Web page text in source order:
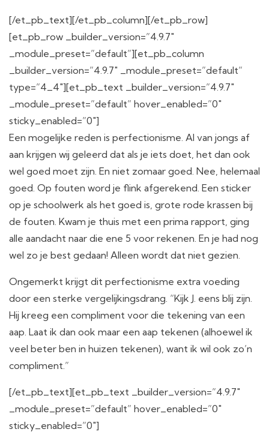
[/et_pb_text][/et_pb_column][/et_pb_row]
[et_pb_row _builder_version=”4.9.7″
_module_preset=”default”][et_pb_column
_builder_version=”4.9.7″ _module_preset=”default”
type=”4_4″][et_pb_text _builder_version=”4.9.7″
_module_preset=”default” hover_enabled=”0″
sticky_enabled=”0″]
Een mogelijke reden is perfectionisme. Al van jongs af
aan krijgen wij geleerd dat als je iets doet, het dan ook
wel goed moet zijn. En niet zomaar goed. Nee, helemaal
goed. Op fouten word je flink afgerekend. Een sticker
op je schoolwerk als het goed is, grote rode krassen bij
de fouten. Kwam je thuis met een prima rapport, ging
alle aandacht naar die ene 5 voor rekenen. En je had nog
wel zo je best gedaan! Alleen wordt dat niet gezien.
Ongemerkt krijgt dit perfectionisme extra voeding
door een sterke vergelijkingsdrang. “Kijk J. eens blij zijn.
Hij kreeg een compliment voor die tekening van een
aap. Laat ik dan ook maar een aap tekenen (alhoewel ik
veel beter ben in huizen tekenen), want ik wil ook zo’n
compliment.”
[/et_pb_text][et_pb_text _builder_version=”4.9.7″
_module_preset=”default” hover_enabled=”0″
sticky_enabled=”0″]